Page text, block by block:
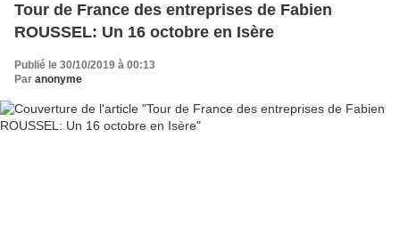
Tour de France des entreprises de Fabien
ROUSSEL: Un 16 octobre en Isère
Publié le 30/10/2019 à 00:13
Par anonyme